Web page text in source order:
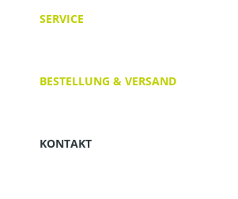
SERVICE
BESTELLUNG & VERSAND
KONTAKT